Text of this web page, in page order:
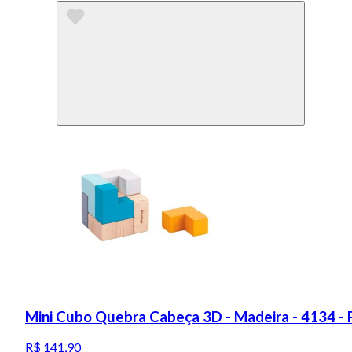
Mini Cubo Quebra Cabeça 3D - Madeira - 4134 -
R$ 141,90